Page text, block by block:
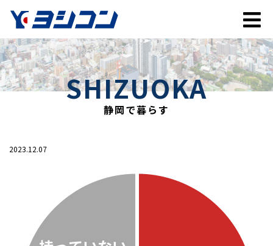
SHIZUOKA
静岡で暮らす
2023.12.07